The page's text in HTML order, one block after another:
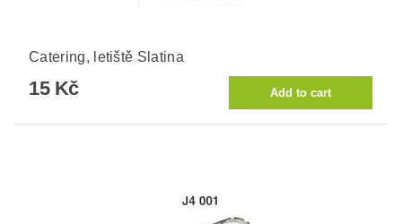
Catering, letiště Slatina
15 Kč